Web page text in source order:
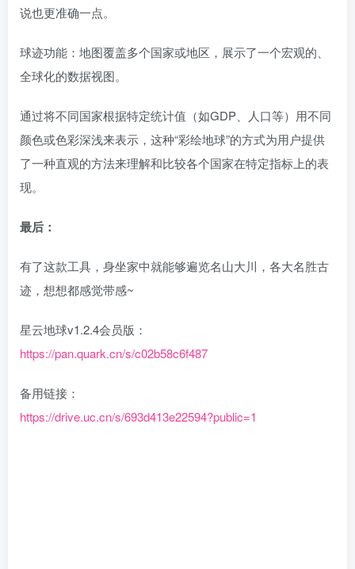
说也更准确一点。
球迹功能：地图覆盖多个国家或地区，展示了一个宏观的、
全球化的数据视图。
通过将不同国家根据特定统计值（如GDP、人口等）用不同
颜色或色彩深浅来表示，这种“彩绘地球”的方式为用户提供
了一种直观的方法来理解和比较各个国家在特定指标上的表
现。
最后：
有了这款工具，身坐家中就能够遍览名山大川，各大名胜古
迹，想想都感觉带感~
星云地球v1.2.4会员版：
https://pan.quark.cn/s/c02b58c6f487
备用链接：
https://drive.uc.cn/s/693d413e22594?public=1